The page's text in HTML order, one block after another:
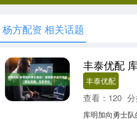
杨方配资 相关话题
丰泰优配
查看： 120 分
库明加向勇士